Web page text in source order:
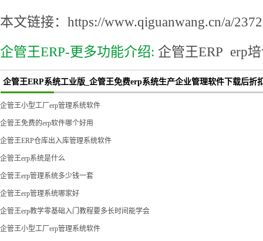
本文链接：https://www.qiguanwang.cn/a/
企管王ERP-更多功能介绍: 企管王ERP erp
企管王ERP系统工业版_企管王免费erp系统生产企业管理软件下载后折
企管王小型工厂erp管理系统软件
企管王免费的erp软件哪个好用
企管王ERP仓库出入库管理系统软件
企管王erp系统是什么
企管王erp管理系统多少钱一套
企管王erp管理系统哪家好
企管王erp教学零基础入门教程要多长时间能学会
企管王小型工厂erp管理系统软件